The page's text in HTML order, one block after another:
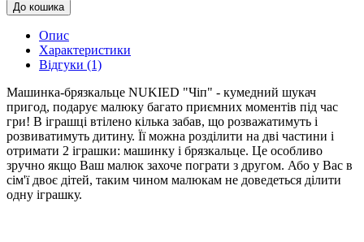
До кошика
Опис
Характеристики
Відгуки (1)
Машинка-брязкальце NUKIED "Чіп" - кумедний шукач
пригод, подарує малюку багато приємних моментів під час
гри! В іграшці втілено кілька забав, що розважатимуть і
розвиватимуть дитину. Її можна розділити на дві частини і
отримати 2 іграшки: машинку і брязкальце. Це особливо
зручно якщо Ваш малюк захоче пограти з другом. Або у Вас в
сім'ї двоє дітей, таким чином малюкам не доведеться ділити
одну іграшку.